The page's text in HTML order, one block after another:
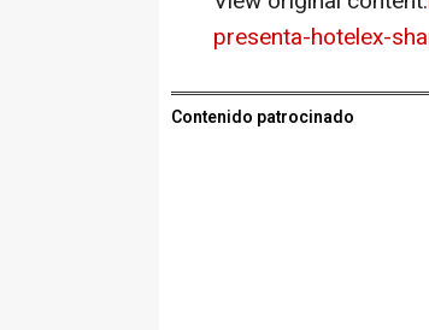
presenta-hotelex-
Contenido patrocinado